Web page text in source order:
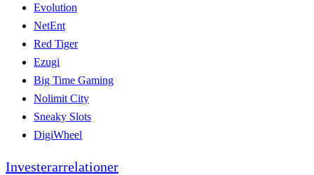
Evolution
NetEnt
Red Tiger
Ezugi
Big Time Gaming
Nolimit City
Sneaky Slots
DigiWheel
Investerarrelationer